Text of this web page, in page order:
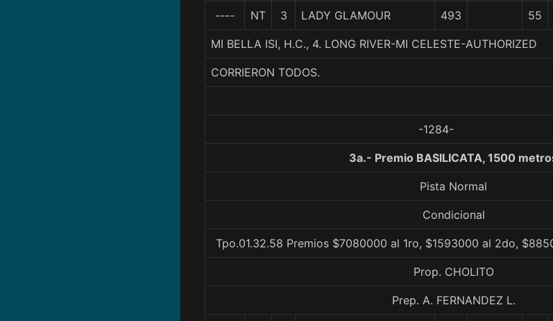
---- NT 3 LADY GLAMOUR 493 55
MI BELLA ISI, H.C., 4. LONG RIVER-MI CELESTE-AUTHORIZED
CORRIERON TODOS.
-1284-
3a.- Premio BASILICATA, 1500
Pista Normal
Condicional
Tpo.01.32.58 Premios $7080000 al 1ro, $1593000 al 2do,
Prop. CHOLITO
Prep. A. FERNANDEZ L.